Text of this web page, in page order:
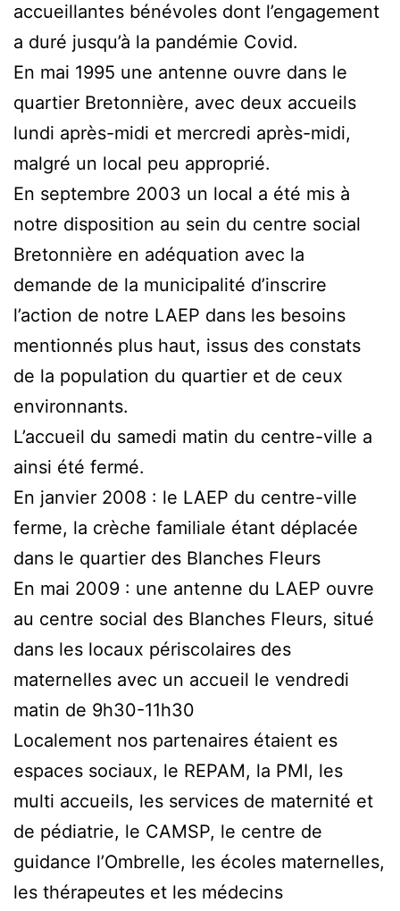
accueillantes bénévoles dont l’engagement
a duré jusqu’à la pandémie Covid.
En mai 1995 une antenne ouvre dans le
quartier Bretonnière, avec deux accueils
lundi après-midi et mercredi après-midi,
malgré un local peu approprié.
En septembre 2003 un local a été mis à
notre disposition au sein du centre social
Bretonnière en adéquation avec la
demande de la municipalité d’inscrire
l’action de notre LAEP dans les besoins
mentionnés plus haut, issus des constats
de la population du quartier et de ceux
environnants.
L’accueil du samedi matin du centre-ville a
ainsi été fermé.
En janvier 2008 : le LAEP du centre-ville
ferme, la crèche familiale étant déplacée
dans le quartier des Blanches Fleurs
En mai 2009 : une antenne du LAEP ouvre
au centre social des Blanches Fleurs, situé
dans les locaux périscolaires des
maternelles avec un accueil le vendredi
matin de 9h30-11h30
Localement nos partenaires étaient es
espaces sociaux, le REPAM, la PMI, les
multi accueils, les services de maternité et
de pédiatrie, le CAMSP, le centre de
guidance l’Ombrelle, les écoles maternelles,
les thérapeutes et les médecins